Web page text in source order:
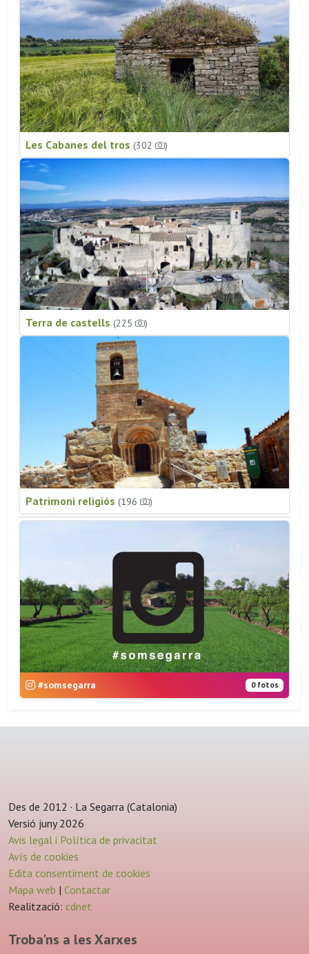
Les Cabanes del tros (302 )
Terra de castells (225 )
Patrimoni religiós (196 )
#somsegarra 0 fotos
Des de 2012 · La Segarra (Catalonia)
Versió juny 2026
Avis legal i Política de privacitat
Avís de cookies
Edita consentiment de cookies
Mapa web | Contactar
Realització: cdnet
Troba'ns a les Xarxes